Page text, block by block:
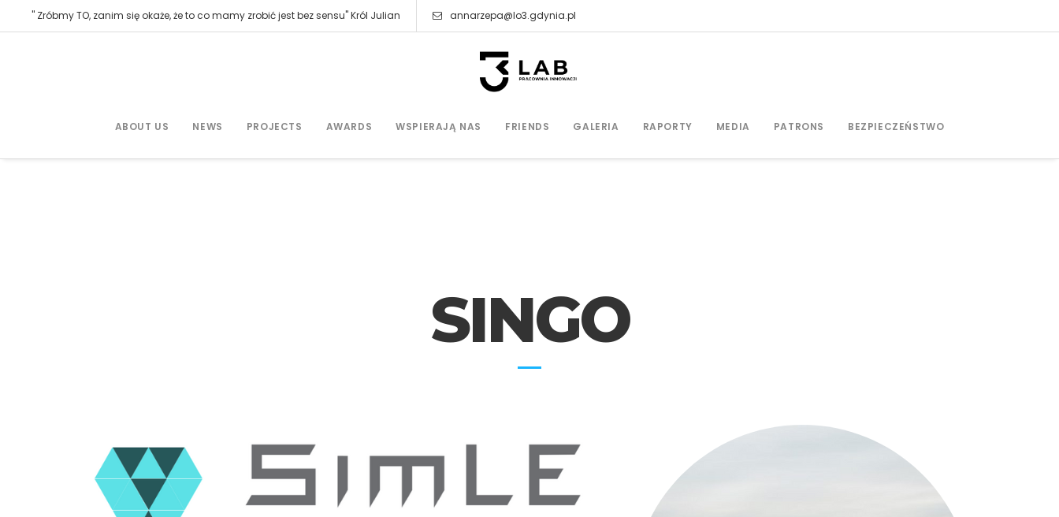
" Zróbmy TO, zanim się okaże, że to co mamy zrobić jest bez sensu" Król Julian annarzepa@lo3.gdynia.pl
ABOUT US NEWS PROJECTS AWARDS WSPIERAJĄ NAS FRIENDS GALERIA RAPORTY MEDIA PATRONS BEZPIECZEŃSTWO
SINGO